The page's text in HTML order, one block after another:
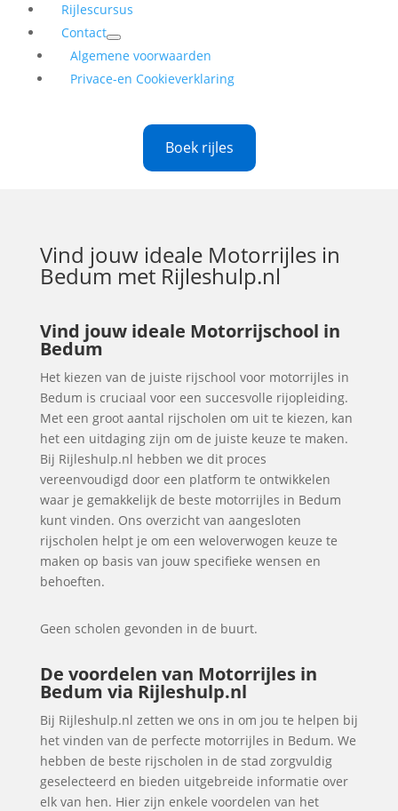
Rijlescursus
Contact
Algemene voorwaarden
Privace-en Cookieverklaring
Boek rijles
Vind jouw ideale Motorrijles in
Bedum met Rijleshulp.nl
Vind jouw ideale Motorrijschool in
Bedum
Het kiezen van de juiste rijschool voor motorrijles in
Bedum is cruciaal voor een succesvolle rijopleiding.
Met een groot aantal rijscholen om uit te kiezen, kan
het een uitdaging zijn om de juiste keuze te maken.
Bij Rijleshulp.nl hebben we dit proces
vereenvoudigd door een platform te ontwikkelen
waar je gemakkelijk de beste motorrijles in Bedum
kunt vinden. Ons overzicht van aangesloten
rijscholen helpt je om een weloverwogen keuze te
maken op basis van jouw specifieke wensen en
behoeften.
Geen scholen gevonden in de buurt.
De voordelen van Motorrijles in
Bedum via Rijleshulp.nl
Bij Rijleshulp.nl zetten we ons in om jou te helpen bij
het vinden van de perfecte motorrijles in Bedum. We
hebben de beste rijscholen in de stad zorgvuldig
geselecteerd en bieden uitgebreide informatie over
elk van hen. Hier zijn enkele voordelen van het